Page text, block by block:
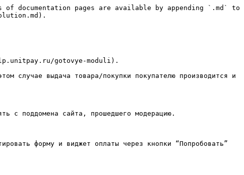
documentation pages are available by appending `.md` to
gotovye-moduli).
выдача товара/покупки покупателю производится и
с поддомена сайта, прошедшего модерацию.
форму и виджет оплаты через кнопки “Попробовать”